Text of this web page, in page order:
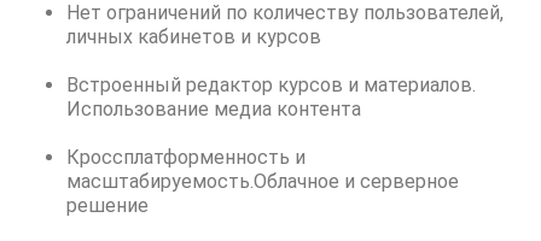
Нет ограничений по количеству пользователей,
личных кабинетов и курсов
Встроенный редактор курсов и материалов.
Использование медиа контента
Кроссплатформенность и
масштабируемость.Облачное и серверное
решение